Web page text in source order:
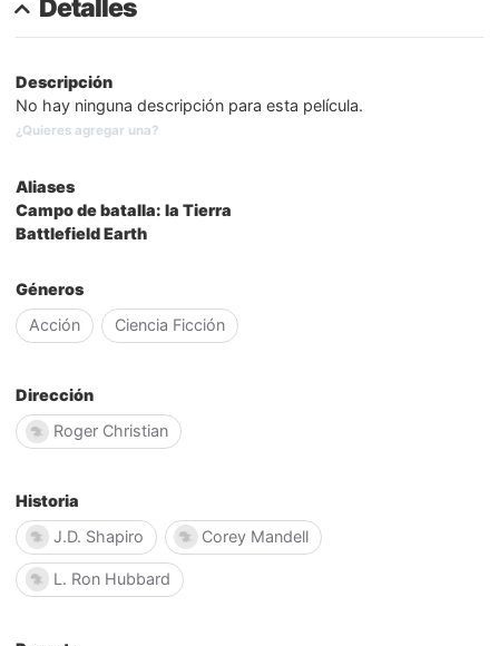
Detalles
Descripción
No hay ninguna descripción para esta película.
¿Quieres agregar una?
Aliases
Campo de batalla: la Tierra
Battlefield Earth
Géneros
Acción
Ciencia Ficción
Dirección
Roger Christian
Historia
J.D. Shapiro
Corey Mandell
L. Ron Hubbard